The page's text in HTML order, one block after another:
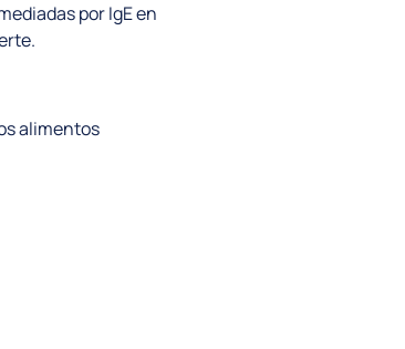
por IgE en
alimentos